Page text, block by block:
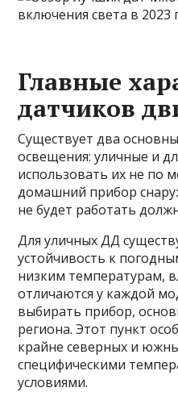
Главные
датчиков
Существует два
освещения: уличные и
использовать их не по
домашний прибор
не будет работать
Для уличных ДД
устойчивость к
низким температурам,
отличаются у каждой
выбирать прибор,
региона.Этот пункт
крайне северных и
специфическими
условиями.